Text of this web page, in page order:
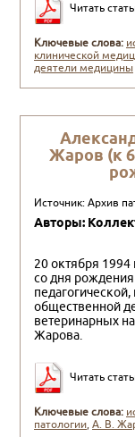
Читать
Ключевые слова:
клинической
деятели медицины
Жаров (к
Источник: Архив
Авторы:
20 октября 1994
со дня рождения
общес­твенной
ветеринарных
Жарова.
Читать
Ключевые слова:
патологии,А. В.